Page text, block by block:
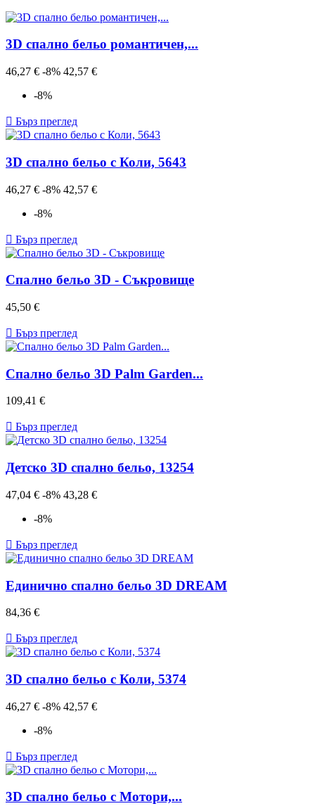
3D спално бельо романтичeн,...
Редовна
46,27 € -8% Цена
42,57 €
-8%
 Бърз преглед
3D спално бельо с Коли, 5643
Редовна
46,27 € -8% Цена
42,57 €
-8%
 Бърз преглед
Спално бельо 3D - Съкровище
Цена
45,50 €
 Бърз преглед
Спално бельо 3D Palm Garden...
Цена
109,41 €
 Бърз преглед
Детско 3D спално бельо, 13254
Редовна
47,04 € -8% Цена
43,28 €
-8%
 Бърз преглед
Единично спално бельо 3D DREAM
Цена
84,36 €
 Бърз преглед
3D спално бельо с Коли, 5374
Редовна
46,27 € -8% Цена
42,57 €
-8%
 Бърз преглед
3D спално бельо с Мотори,...